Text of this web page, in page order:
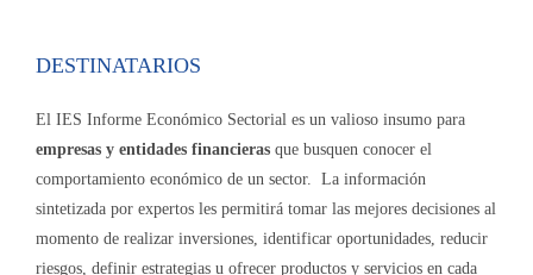
DESTINATARIOS
El IES Informe Económico Sectorial es un valioso insumo para
empresas y entidades financieras que busquen conocer el
comportamiento económico de un sector. La información
sintetizada por expertos les permitirá tomar las mejores decisiones al
momento de realizar inversiones, identificar oportunidades, reducir
riesgos, definir estrategias u ofrecer productos y servicios en cada